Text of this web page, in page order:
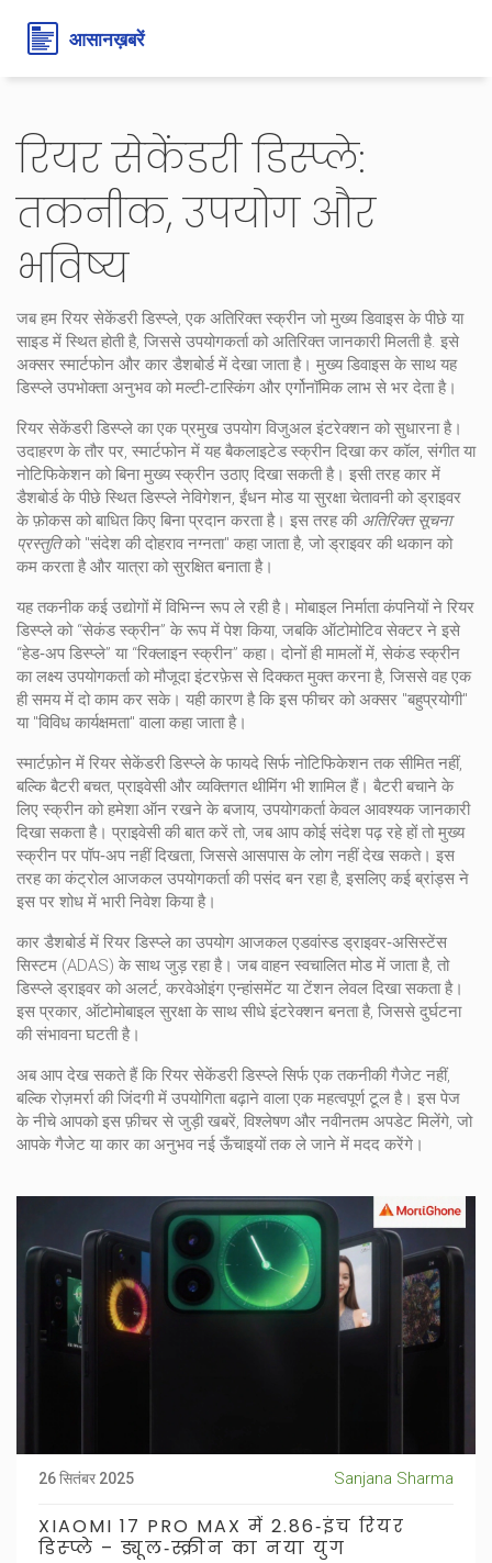
रियर सेकेंडरी डिस्प्ले:
तकनीक, उपयोग और
भविष्य
जब हम रियर सेकेंडरी डिस्प्ले, एक अतिरिक्त स्क्रीन जो मुख्य डिवाइस के पीछे या
साइड में स्थित होती है, जिससे उपयोगकर्ता को अतिरिक्त जानकारी मिलती है. इसे
अक्सर स्मार्टफोन और कार डैशबोर्डमें देखा जाता है। मुख्य डिवाइस के साथ यह
डिस्प्ले उपभोक्ता अनुभवको मल्टी‑टास्किंग और एर्गोनॉमिक लाभ से भर देता है।
रियर सेकेंडरी डिस्प्ले का एक प्रमुख उपयोग विजुअल इंटरेक्शन को सुधारना है।
उदाहरण के तौर पर, स्मार्टफोन में यह बैकलाइटेड स्क्रीन दिखा कर कॉल, संगीत या
नोटिफिकेशन को बिना मुख्य स्क्रीन उठाए दिखा सकती है। इसी तरह कार में
डैशबोर्ड के पीछे स्थित डिस्प्ले नेविगेशन, ईंधन मोड या सुरक्षा चेतावनी को ड्राइवर
के फ़ोकस को बाधित किए बिना प्रदान करता है। इस तरह की अतिरिक्त सूचना
प्रस्तुतिको "संदेश की दोहराव नग्नता" कहा जाता है, जो ड्राइवर की थकान को
कम करता है और यात्रा को सुरक्षित बनाता है।
यह तकनीक कई उद्योगों में विभिन्न रूप ले रही है। मोबाइल निर्माता कंपनियों ने रियर
डिस्प्ले को “सेकंड स्क्रीन” के रूप में पेश किया, जबकि ऑटोमोटिव सेक्टर ने इसे
“हेड‑अप डिस्प्ले” या “रिक्लाइन स्क्रीन” कहा। दोनों ही मामलों में, सेकंड स्क्रीन
का लक्ष्य उपयोगकर्ता को मौजूदा इंटरफ़ेस से दिक्कत मुक्त करना है, जिससे वह एक
ही समय में दो काम कर सके। यही कारण है कि इस फीचर को अक्सर "बहुप्रयोगी"
या "विविध कार्यक्षमता" वाला कहा जाता है।
स्मार्टफ़ोन में रियर सेकेंडरी डिस्प्ले के फायदे सिर्फ नोटिफिकेशन तक सीमित नहीं,
बल्कि बैटरी बचत, प्राइवेसी और व्यक्तिगत थीमिंग भी शामिल हैं। बैटरी बचाने के
लिए स्क्रीन को हमेशा ऑन रखने के बजाय, उपयोगकर्ता केवल आवश्यक जानकारी
दिखा सकता है। प्राइवेसी की बात करें तो, जब आप कोई संदेश पढ़ रहे हों तो मुख्य
स्क्रीन पर पॉप‑अप नहीं दिखता, जिससे आसपास के लोग नहीं देख सकते। इस
तरह का कंट्रोल आजकल उपयोगकर्ता की पसंद बन रहा है, इसलिए कई ब्रांड्स ने
इस पर शोध में भारी निवेश किया है।
कार डैशबोर्ड में रियर डिस्प्ले का उपयोग आजकल एडवांस्ड ड्राइवर‑असिस्टेंस
सिस्टम (ADAS) के साथ जुड़ रहा है। जब वाहन स्वचालित मोड में जाता है, तो
डिस्प्ले ड्राइवर को अलर्ट, करवेओइंग एन्हांसमेंट या टेंशन लेवल दिखा सकता है।
इस प्रकार, ऑटोमोबाइल सुरक्षाके साथ सीधे इंटरेक्शन बनता है, जिससे दुर्घटना
की संभावना घटती है।
अब आप देख सकते हैं कि रियर सेकेंडरी डिस्प्ले सिर्फ एक तकनीकी गैजेट नहीं,
बल्कि रोज़मर्रा की जिंदगी में उपयोगिता बढ़ाने वाला एक महत्वपूर्ण टूल है। इस पेज
के नीचे आपको इस फ़ीचर से जुड़ी खबरें, विश्लेषण और नवीनतम अपडेट मिलेंगे, जो
आपके गैजेट या कार का अनुभव नई ऊँचाइयों तक ले जाने में मदद करेंगे।
26 सितंबर 2025 Sanjana Sharma
XIAOMI 17 PRO MAX में 2.86‑इंच रियर
डिस्प्ले – ड्यूल‑स्क्रीन का नया युग